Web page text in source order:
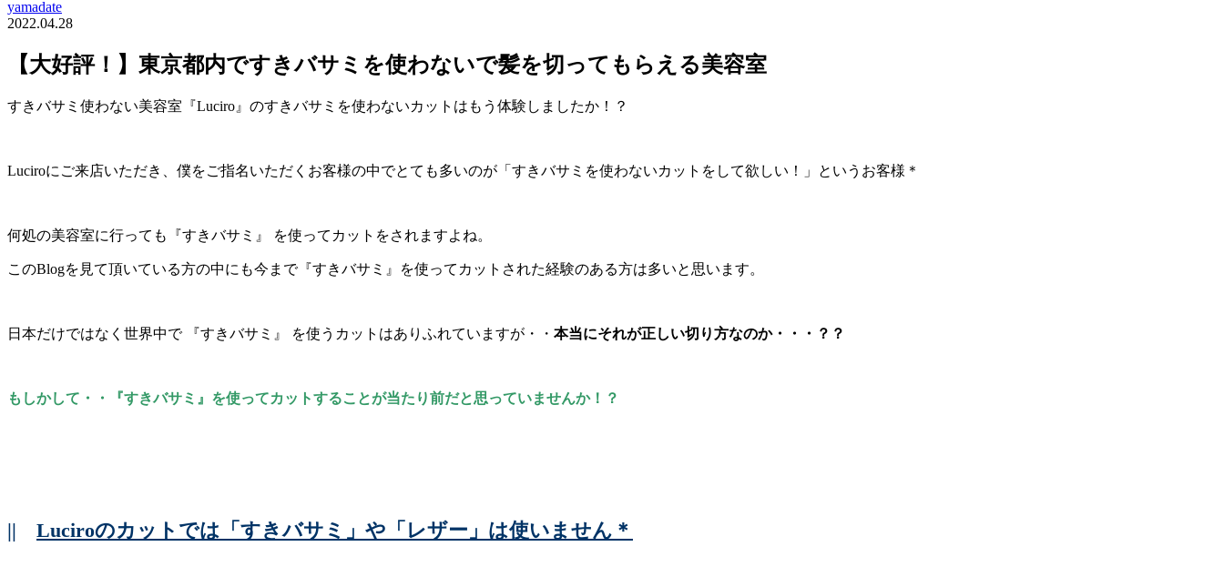
yamadate
2022.04.28
【大好評！】東京都内ですきバサミを使わないで髪を切ってもらえる美容室
すきバサミ使わない美容室『Luciro』のすきバサミを使わないカットはもう体験しましたか！？
Luciroにご来店いただき、僕をご指名いただくお客様の中でとても多いのが「すきバサミを使わないカットをして欲しい！」というお客様＊
何処の美容室に行っても『すきバサミ』 を使ってカットをされますよね。
このBlogを見て頂いている方の中にも今まで『すきバサミ』を使ってカットされた経験のある方は多いと思います。
日本だけではなく世界中で 『すきバサミ』 を使うカットはありふれていますが・・ 本当にそれが正しい切り方なのか・・・？？
もしかして・・『すきバサミ』を使ってカットすることが当たり前だと思っていませんか！？
|| Luciroのカットでは「すきバサミ」や「レザー」は使いません＊